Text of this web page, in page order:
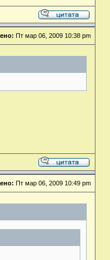
Пт мар 06, 2009 10:38 pm
Пт мар 06, 2009 10:49 pm